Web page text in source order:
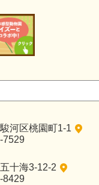
河区桃園町1-1
7529
十海3-12-2
8429